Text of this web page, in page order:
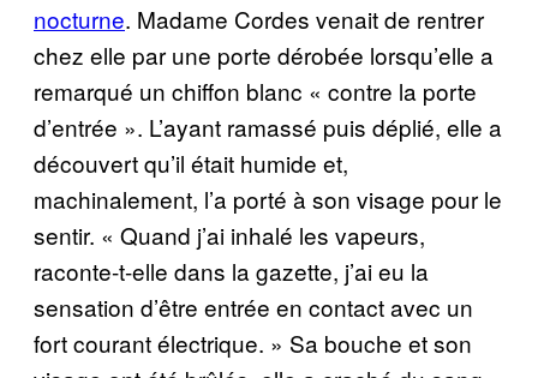
nocturne. Madame Cordes venait de rentrer
chez elle par une porte dérobée lorsqu’elle a
remarqué un chiffon blanc « contre la porte
d’entrée ». L’ayant ramassé puis déplié, elle a
découvert qu’il était humide et,
machinalement, l’a porté à son visage pour le
sentir. « Quand j’ai inhalé les vapeurs,
raconte-t-elle dans la gazette, j’ai eu la
sensation d’être entrée en contact avec un
fort courant électrique. » Sa bouche et son